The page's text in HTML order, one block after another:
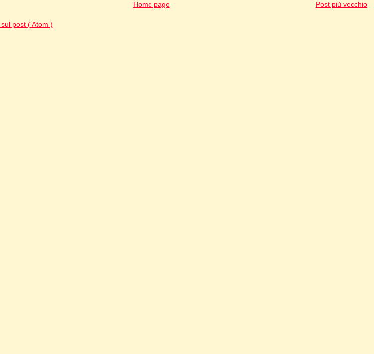
Post più vecchio
Home page
post ( Atom )